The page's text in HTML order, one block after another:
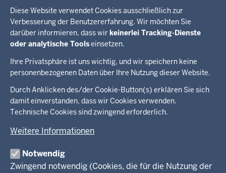
Diese Website verwendet Cookies ausschließlich zur
Verbesserung der Benutzererfahrung. Wir möchten Sie
darüber informieren, dass wirkeinerlei Tracking-Dienste
oder analytische Toolseinsetzen.
Ihre Privatsphäre ist uns wichtig, und wir speichern keine
personenbezogenen Daten über Ihre Nutzung dieser Website.
Durch Anklicken des/der Cookie-Button(s) erklären Sie sich
damit einverstanden, dass wir Cookies verwenden.
Technische Cookies sind zwingend erforderlich.
Weitere Informationen
Notwendig
Zwingend notwendig (Cookies, die für die Nutzung der
Bundesministerium für Arbeit und Soziales
Bundesamt für Migration und Flüchtlinge
Bundesministerium für Gesundheit
Handbook Germany
Inhalte
Im Überblick
Inhalt
in
der
Fußzeile
Menü
Ministerium
Kinder
Presse